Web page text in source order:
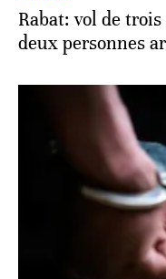
Rabat: vol de
deux personnes